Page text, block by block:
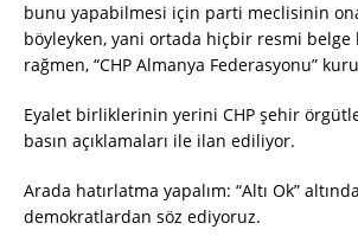
bunu yapabilmesi için parti meclisinin
böyleyken, yani ortada hiçbir resmi belge
rağmen, “CHP Almanya Federasyonu”
Eyalet birliklerinin yerini CHP şehir
basın açıklamaları ile ilan ediliyor.
Arada hatırlatma yapalım: “Altı Ok”
demokratlardan söz ediyoruz.